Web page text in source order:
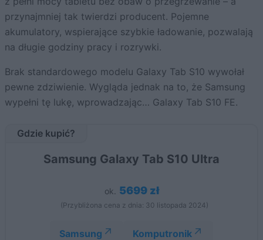
przynajmniej tak twierdzi producent. Pojemne
akumulatory, wspierające szybkie ładowanie, pozwalają
na długie godziny pracy i rozrywki.
Brak standardowego modelu Galaxy Tab S10 wywołał
pewne zdziwienie. Wygląda jednak na to, że Samsung
wypełni tę lukę, wprowadzając… Galaxy Tab S10 FE.
Gdzie kupić?
Samsung Galaxy Tab S10 Ultra
ok. 5699 zł
(Przybliżona cena z dnia: 30 listopada 2024)
Samsung Komputronik